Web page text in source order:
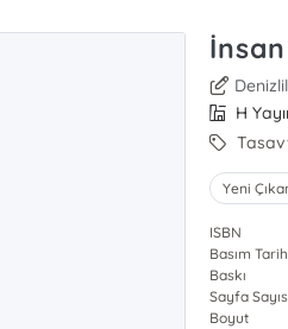
H
Yeni
ISBN
Basım
Baskı
Sayfa
Boyut